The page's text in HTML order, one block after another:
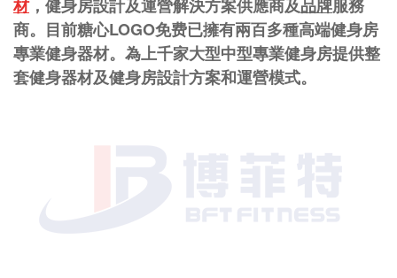
材，健身房設計及運營解決方案供應商及品牌服務
商。目前糖心LOGO免费已擁有兩百多種高端健身房
專業健身器材。為上千家大型中型專業健身房提供整
套健身器材及健身房設計方案和運營模式。